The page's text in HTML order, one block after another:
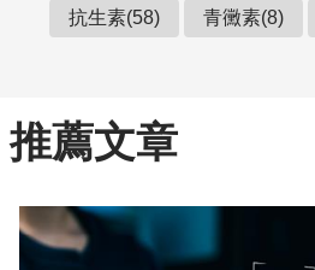
抗生素(58) 青黴素(8)
推薦文章